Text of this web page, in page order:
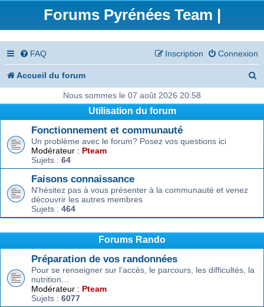
Forums Pyrénées Team |
FAQ Connexion
Inscription
Accueil du forum
e
Nous sommes le 07 août 2026 20:58
Utilisation du forum
Fonctionnement et communauté
Un problème avec le forum? Posez vos questions ici
Modérateur : Pteam
Sujets : 64
Faisons connaissance
N'hésitez pas à vous présenter à la communauté et venez
découvrir les autres membres
Sujets : 464
Forums Rando
Préparation de vos randonnées
Pour se renseigner sur l’accès, le parcours, les difficultés, la
nutrition…
Modérateur : Pteam
Sujets : 6077